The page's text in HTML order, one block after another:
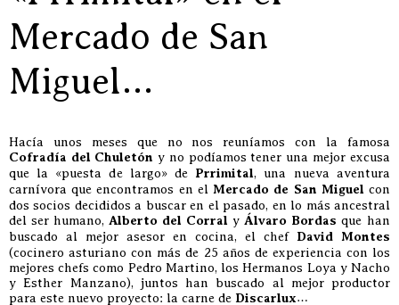
Mercado de San
Miguel…
Hacía unos meses que no nos reuníamos con la famosa
Cofradía del Chuletón y no podíamos tener una mejor excusa
que la «puesta de largo» de Prrimital, una nueva aventura
carnívora que encontramos en el Mercado de San Miguel con
dos socios decididos a buscar en el pasado, en lo más ancestral
del ser humano, Alberto del Corral y Álvaro Bordas que han
buscado al mejor asesor en cocina, el chef David Montes
(cocinero asturiano con más de 25 años de experiencia con los
mejores chefs como Pedro Martino, los Hermanos Loya y Nacho
y Esther Manzano), juntos han buscado al mejor productor
para este nuevo proyecto: la carne de Discarlux…